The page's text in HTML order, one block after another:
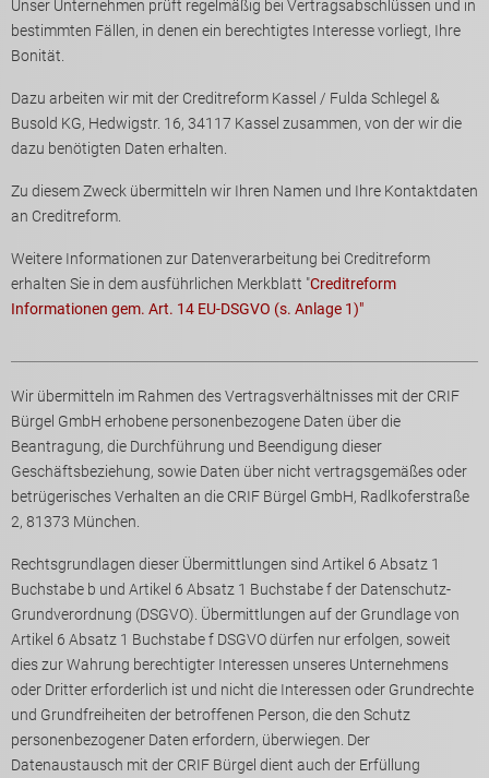
Unser Unternehmen prüft regelmäßig bei Vertragsabschlüssen und in
bestimmten Fällen, in denen ein berechtigtes Interesse vorliegt, Ihre
Bonität.
Dazu arbeiten wir mit der Creditreform Kassel / Fulda Schlegel &
Busold KG, Hedwigstr. 16, 34117 Kassel zusammen, von der wir die
dazu benötigten Daten erhalten.
Zu diesem Zweck übermitteln wir Ihren Namen und Ihre Kontaktdaten
an Creditreform.
Weitere Informationen zur Datenverarbeitung bei Creditreform
erhalten Sie in dem ausführlichen Merkblatt "Creditreform
Informationen gem. Art. 14 EU-DSGVO (s. Anlage 1)"
Wir übermitteln im Rahmen des Vertragsverhältnisses mit der CRIF
Bürgel GmbH erhobene personenbezogene Daten über die
Beantragung, die Durchführung und Beendigung dieser
Geschäftsbeziehung, sowie Daten über nicht vertragsgemäßes oder
betrügerisches Verhalten an die CRIF Bürgel GmbH, Radlkoferstraße
2, 81373 München.
Rechtsgrundlagen dieser Übermittlungen sind Artikel 6 Absatz 1
Buchstabe b und Artikel 6 Absatz 1 Buchstabe f der Datenschutz-
Grundverordnung (DSGVO). Übermittlungen auf der Grundlage von
Artikel 6 Absatz 1 Buchstabe f DSGVO dürfen nur erfolgen, soweit
dies zur Wahrung berechtigter Interessen unseres Unternehmens
oder Dritter erforderlich ist und nicht die Interessen oder Grundrechte
und Grundfreiheiten der betroffenen Person, die den Schutz
personenbezogener Daten erfordern, überwiegen. Der
Datenaustausch mit der CRIF Bürgel dient auch der Erfüllung